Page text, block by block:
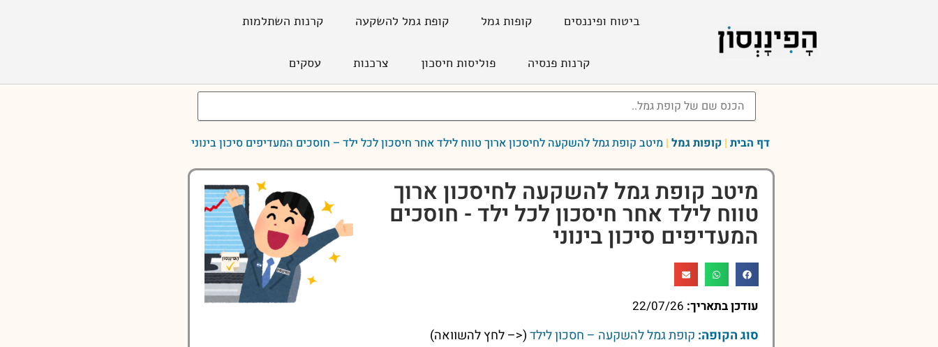
ביטוח ופיננסים קופות גמל קופת גמל להשקעה קרנות השתלמות
קרנות פנסיה פוליסות חיסכון צרכנות עסקים
דף הבית | קופות גמל | מיטב קופת גמל להשקעה לחיסכון ארוך טווח לילד אחר חיסכון לכל ילד – חוסכים המעדיפים סיכון בינוני
מיטב קופת גמל להשקעה לחיסכון ארוך
טווח לילד אחר חיסכון לכל ילד - חוסכים
המעדיפים סיכון בינוני
עודכן בתאריך: 22/07/26
סוג הקופה: קופת גמל להשקעה – חסכון לילד(<– לחץ להשוואה)